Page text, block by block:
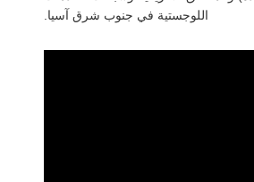
اللوجستية في جنوب شرق آسيا.